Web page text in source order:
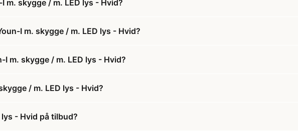
m. skygge / m. LED lys - Hvid?
I m. skygge / m. LED lys - Hvid?
m. skygge / m. LED lys - Hvid?
/ m. LED lys - Hvid?
- Hvid på tilbud?